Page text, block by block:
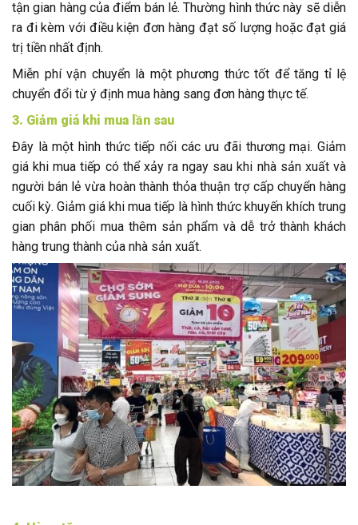
tận gian hàng của điểm bán lẻ. Thường hình thức này sẽ diễn
ra đi kèm với điều kiện đơn hàng đạt số lượng hoặc đạt giá
trị tiền nhất định.
Miễn phí vận chuyển là một phương thức tốt để tăng tỉ lệ
chuyển đổi từ ý định mua hàng sang đơn hàng thực tế.
3. Giảm giá khi mua lần sau
Đây là một hình thức tiếp nối các ưu đãi thương mại. Giảm
giá khi mua tiếp có thể xảy ra ngay sau khi nhà sản xuất và
người bán lẻ vừa hoàn thành thỏa thuận trợ cấp chuyển hàng
cuối kỳ. Giảm giá khi mua tiếp là hình thức khuyến khích trung
gian phân phối mua thêm sản phẩm và dễ trở thành khách
hàng trung thành của nhà sản xuất.